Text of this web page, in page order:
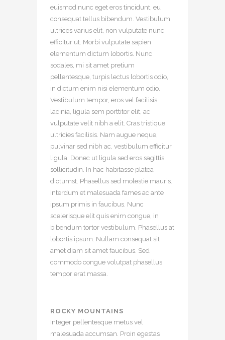
euismod nunc eget eros tincidunt, eu
consequat tellus bibendum. Vestibulum
ultrices varius elit, non vulputate nunc
efficitur ut. Morbi vulputate sapien
elementum dictum lobortis. Nunc
sodales, mi sit amet pretium
pellentesque, turpis lectus lobortis odio,
in dictum enim nisi elementum odio.
Vestibulum tempor, eros vel facilisis
lacinia, ligula sem porttitor elit, ac
vulputate velit nibh a elit. Cras tristique
ultricies facilisis. Nam augue neque,
pulvinar sed nibh ac, vestibulum efficitur
ligula. Donec ut ligula sed eros sagittis
sollicitudin. In hac habitasse platea
dictumst. Phasellus sed molestie mauris.
Interdum et malesuada fames ac ante
ipsum primis in faucibus. Nunc
scelerisque elit quis enim congue, in
bibendum tortor vestibulum. Phasellus at
lobortis ipsum. Nullam consequat sit
amet diam sit amet faucibus. Sed
commodo congue volutpat phasellus
tempor erat massa.
ROCKY MOUNTAINS
Integer pellentesque metus vel
malesuada accumsan. Proin egestas